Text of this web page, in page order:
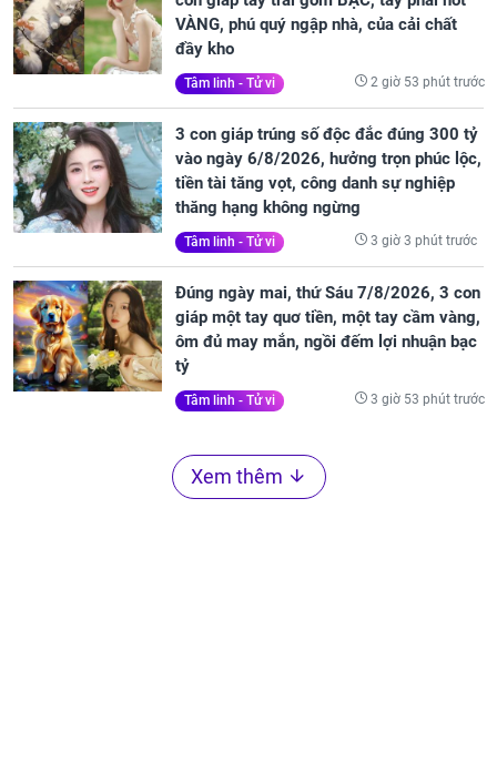
VÀNG, phú quý ngập nhà, của cải chất
đầy kho
Tâm linh - Tử vi 2 giờ 53 phút trước
3 con giáp trúng số độc đắc đúng 300 tỷ
vào ngày 6/8/2026, hưởng trọn phúc lộc,
tiền tài tăng vọt, công danh sự nghiệp
thăng hạng không ngừng
Tâm linh - Tử vi 3 giờ 3 phút trước
Đúng ngày mai, thứ Sáu 7/8/2026, 3 con
giáp một tay quơ tiền, một tay cầm vàng,
ôm đủ may mắn, ngồi đếm lợi nhuận bạc
tỷ
Tâm linh - Tử vi 3 giờ 53 phút trước
Xem thêm